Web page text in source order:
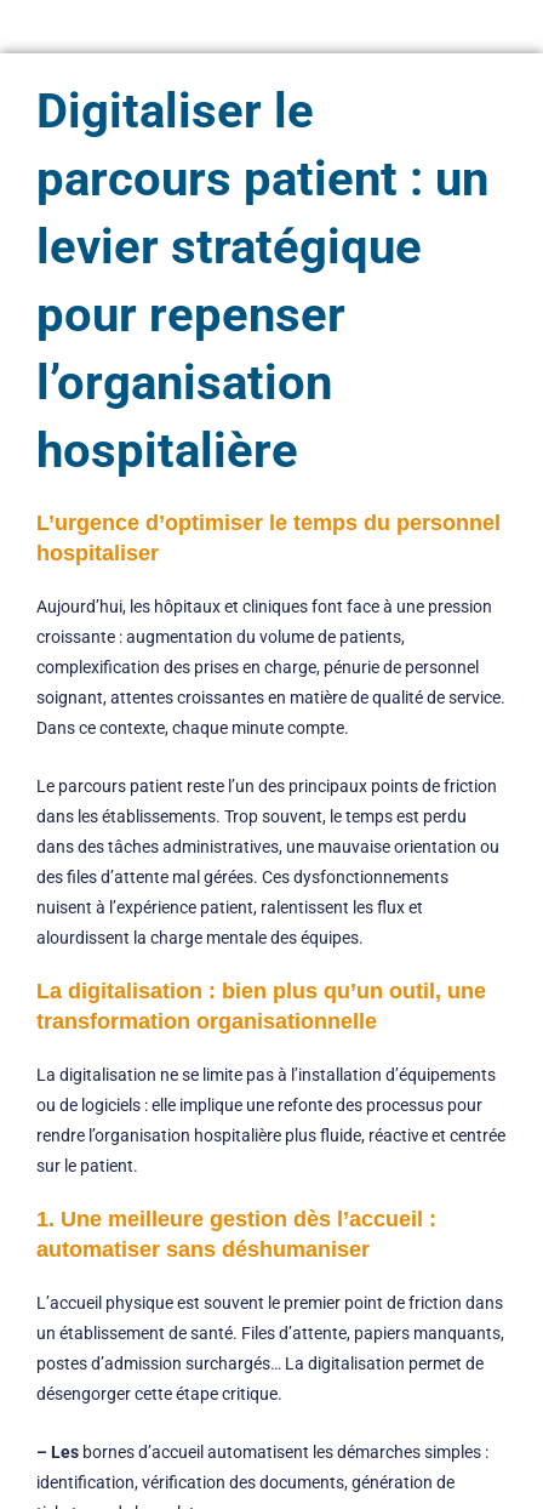
Digitaliser le
parcours patient : un
levier stratégique
pour repenser
l’organisation
hospitalière
L’urgence d’optimiser le temps du personnel
hospitaliser
Aujourd’hui, les hôpitaux et cliniques font face à une pression
croissante : augmentation du volume de patients,
complexification des prises en charge, pénurie de personnel
soignant, attentes croissantes en matière de qualité de service.
Dans ce contexte, chaque minute compte.
Le parcours patient reste l’un des principaux points de friction
dans les établissements. Trop souvent, le temps est perdu
dans des tâches administratives, une mauvaise orientation ou
des files d’attente mal gérées. Ces dysfonctionnements
nuisent à l’expérience patient, ralentissent les flux et
alourdissent la charge mentale des équipes.
La digitalisation : bien plus qu’un outil, une
transformation organisationnelle
La digitalisation ne se limite pas à l’installation d’équipements
ou de logiciels : elle implique une refonte des processus pour
rendre l’organisation hospitalière plus fluide, réactive et centrée
sur le patient.
1. Une meilleure gestion dès l’accueil :
automatiser sans déshumaniser
L’accueil physique est souvent le premier point de friction dans
un établissement de santé. Files d’attente, papiers manquants,
postes d’admission surchargés… La digitalisation permet de
désengorger cette étape critique.
– Les bornes d’accueilautomatisent les démarches simples :
identification, vérification des documents, génération de